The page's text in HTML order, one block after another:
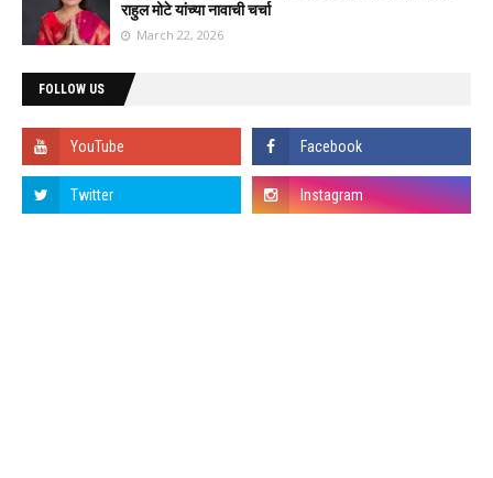
राहुल मोटे यांच्या नावाची चर्चा
March 22, 2026
FOLLOW US